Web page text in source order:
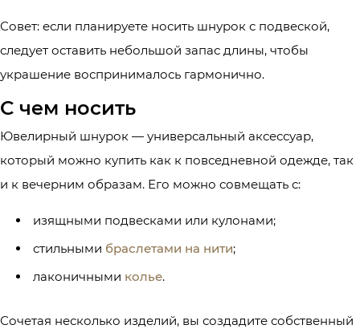
Совет: если планируете носить шнурок с подвеской,
следует оставить небольшой запас длины, чтобы
украшение воспринималось гармонично.
С чем носить
Ювелирный шнурок — универсальный аксессуар,
который можно купить как к повседневной одежде, так
и к вечерним образам. Его можно совмещать с:
изящными подвесками или кулонами;
стильными браслетами на нити;
лаконичными колье.
Сочетая несколько изделий, вы создадите собственный